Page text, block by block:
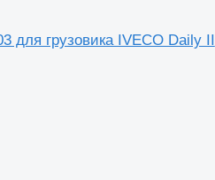
для грузовика IVECO Daily II